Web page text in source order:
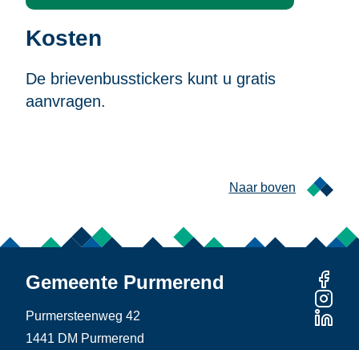
Kosten
De brievenbusstickers kunt u gratis
aanvragen.
Naar boven
Gemeente Purmerend
Purmersteenweg 42
1441 DM Purmerend